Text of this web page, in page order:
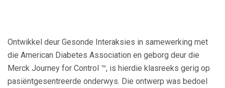
Ontwikkel deur Gesonde Interaksies in samewerking met
die American Diabetes Association en geborg deur die
Merck Journey for Control ™, is hierdie klasreeks gerig op
pasiëntgesentreerde onderwys. Die ontwerp was bedoel